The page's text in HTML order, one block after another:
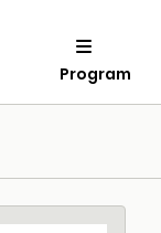
Program